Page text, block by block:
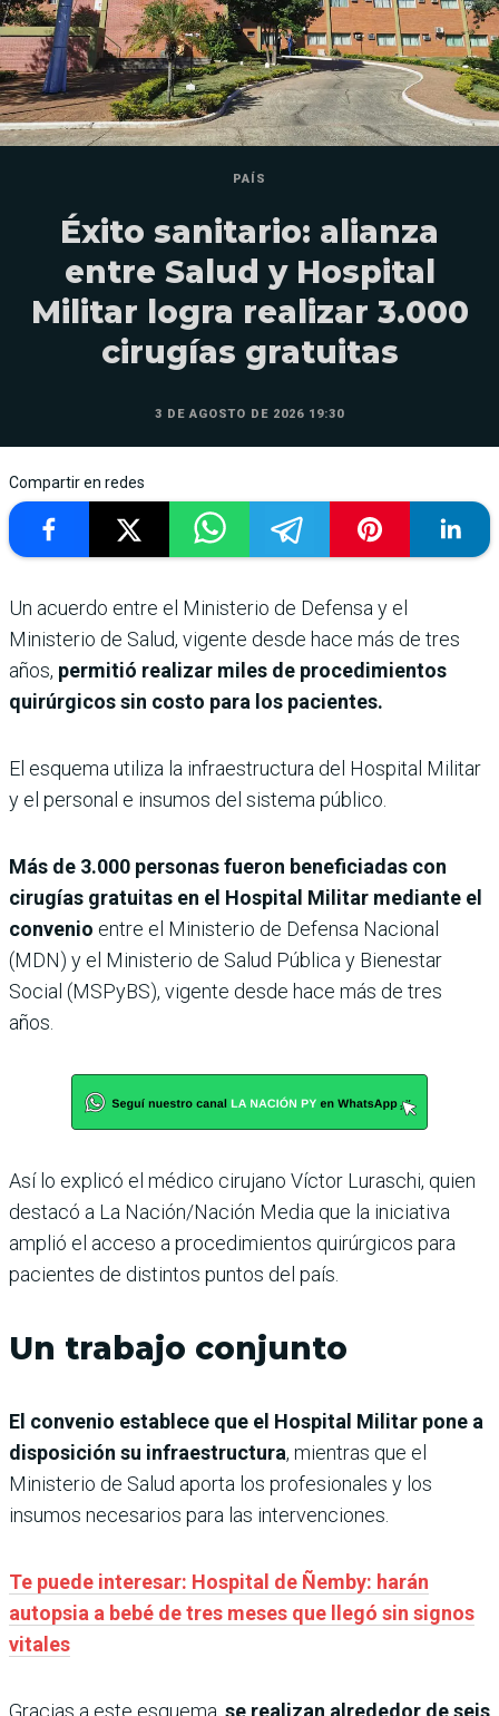
PAÍS
Éxito sanitario: alianza
entre Salud y Hospital
Militar logra realizar 3.000
cirugías gratuitas
3 DE AGOSTO DE 2026 19:30
Compartir en redes
Un acuerdo entre el Ministerio de Defensa y el
Ministerio de Salud, vigente desde hace más de tres
años, permitió realizar miles de procedimientos
quirúrgicos sin costo para los pacientes.
El esquema utiliza la infraestructura del Hospital Militar
y el personal e insumos del sistema público.
Más de 3.000 personas fueron beneficiadas con
cirugías gratuitas en el Hospital Militar mediante el
convenio entre el Ministerio de Defensa Nacional
(MDN) y el Ministerio de Salud Pública y Bienestar
Social (MSPyBS), vigente desde hace más de tres
años.
Así lo explicó el médico cirujano Víctor Luraschi, quien
destacó a La Nación/Nación Media que la iniciativa
amplió el acceso a procedimientos quirúrgicos para
pacientes de distintos puntos del país.
Un trabajo conjunto
El convenio establece que el Hospital Militar pone a
disposición su infraestructura, mientras que el
Ministerio de Salud aporta los profesionales y los
insumos necesarios para las intervenciones.
Te puede interesar: Hospital de Ñemby: harán
autopsia a bebé de tres meses que llegó sin signos
vitales